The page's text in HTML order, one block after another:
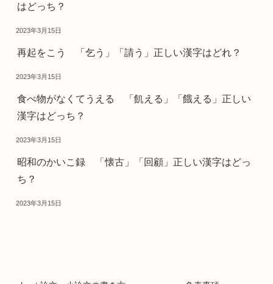
はどっち？
2023年3月15日
再起をこう 「乞う」「請う」正しい漢字はどれ？
2023年3月15日
食べ物がなくてうえる 「飢える」「餓える」正しい
漢字はどっち？
2023年3月15日
昭和のかいこ録 「懐古」「回顧」正しい漢字はどっ
ち？
2023年3月15日